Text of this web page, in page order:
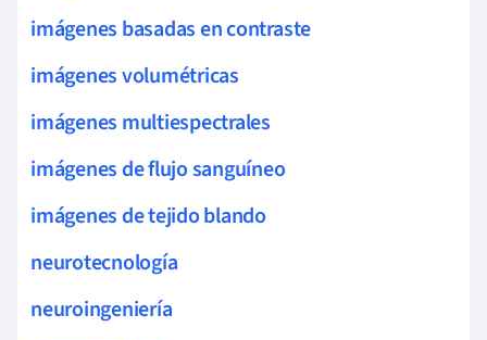
imágenes basadas en contraste
imágenes volumétricas
imágenes multiespectrales
imágenes de flujo sanguíneo
imágenes de tejido blando
neurotecnología
neuroingeniería